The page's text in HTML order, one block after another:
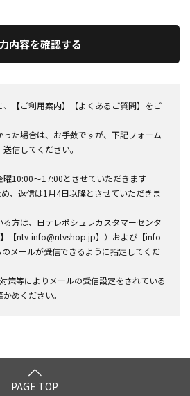
内容を確認する
、【ご利用案内】【よくあるご質問】をご
た場合は、お手数ですが、下記フォーム
信してください。
10:00～17:00とさせていただきます
、返信は1月4日以降とさせていただきま
方は、日テレポシュレカスタマーセンタ
【ntv-info@ntvshop.jp】）および【info-
メールが受信できるように指定してくだ
策等によりメールの受信設定をされている
めください。
PAGE TOP